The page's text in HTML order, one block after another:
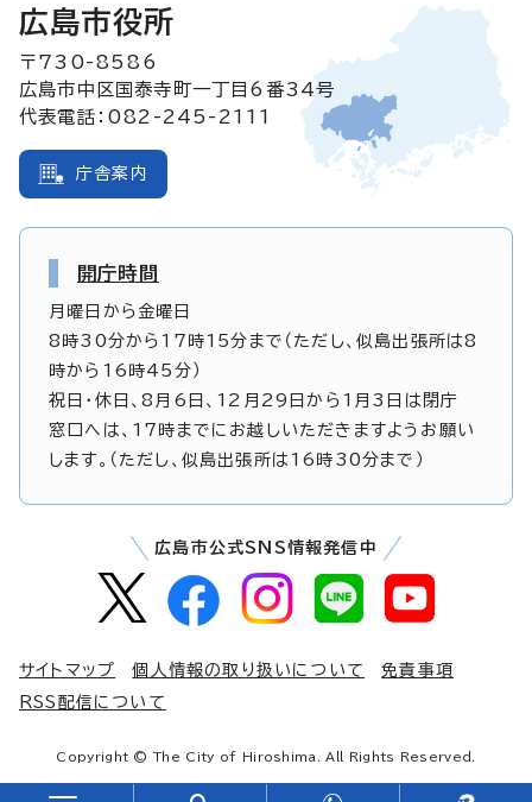
広島市役所
〒730-8586
広島市中区国泰寺町一丁目6番34号
代表電話：082-245-2111
庁舎案内
開庁時間
月曜日から金曜日
8時30分から17時15分まで（ただし、似島出張所は8
時から16時45分）
祝日・休日、8月6日、12月29日から1月3日は閉庁
窓口へは、17時までにお越しいただきますようお願い
します。（ただし、似島出張所は16時30分まで）
広島市公式SNS情報発信中
サイトマップ 個人情報の取り扱いについて
免責事項
RSS配信について
Copyright © The City of Hiroshima. All Rights Reserved.